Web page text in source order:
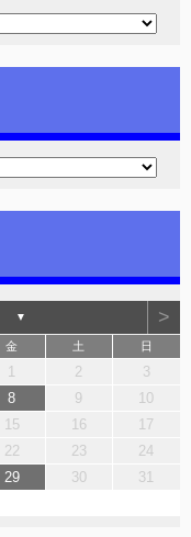
▼ >
金 土 日
1 2
3
8 9
10
15 16
17
22 23
24
29 30 31